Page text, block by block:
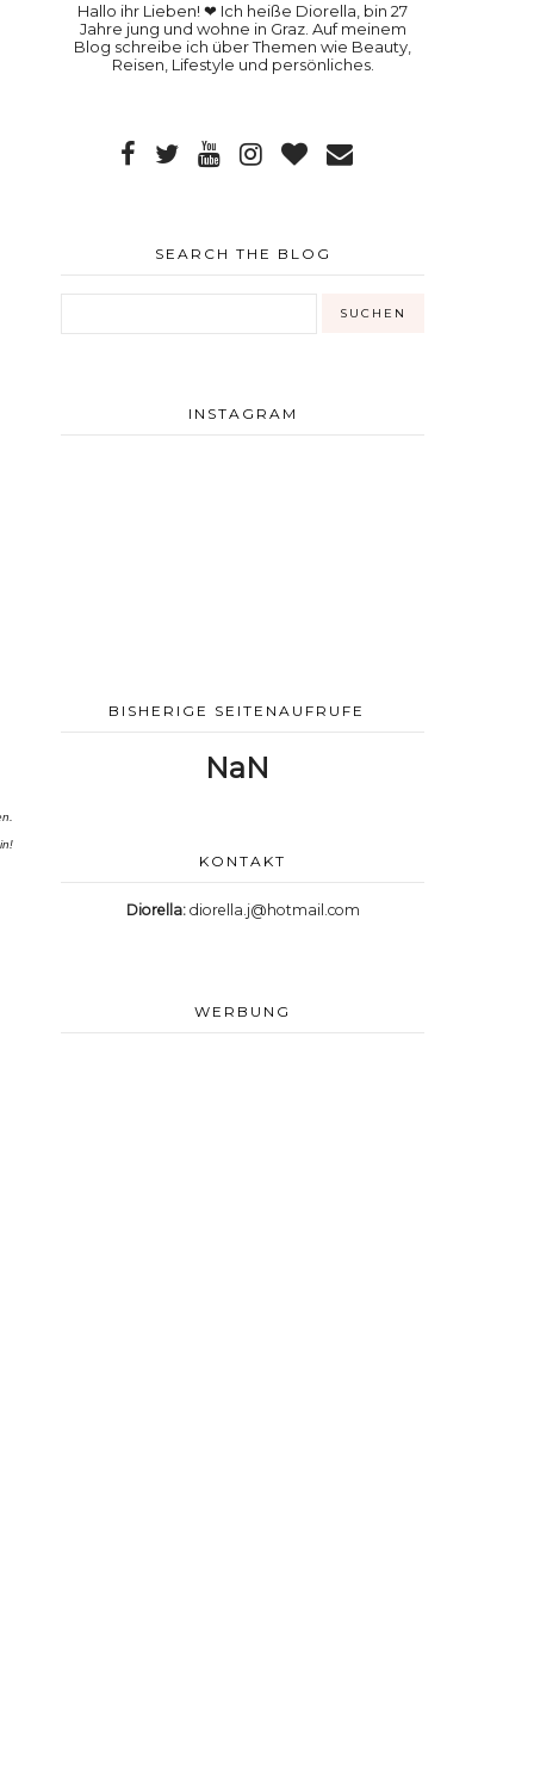
Hallo ihr Lieben! ❤ Ich heiße Diorella, bin 27
Jahre jung und wohne in Graz. Auf meinem
Blog schreibe ich über Themen wie Beauty,
Reisen, Lifestyle und persönliches.
SEARCH THE BLOG
INSTAGRAM
BISHERIGE SEITENAUFRUFE
NaN
KONTAKT
Diorella: diorella.j@hotmail.com
WERBUNG